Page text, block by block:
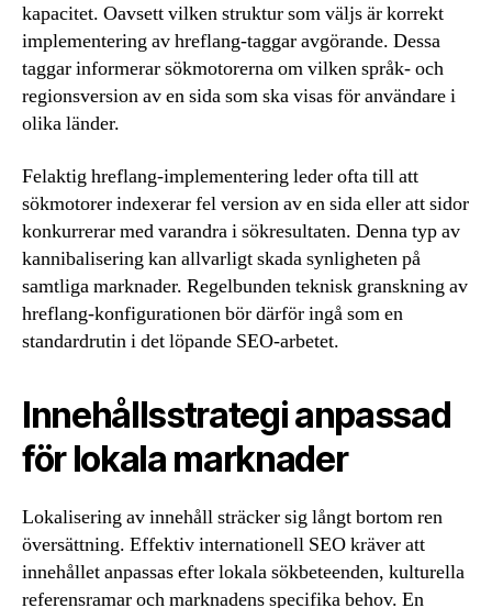
kapacitet. Oavsett vilken struktur som väljs är korrekt
implementering av hreflang-taggar avgörande. Dessa
taggar informerar sökmotorerna om vilken språk- och
regionsversion av en sida som ska visas för användare i
olika länder.
Felaktig hreflang-implementering leder ofta till att
sökmotorer indexerar fel version av en sida eller att sidor
konkurrerar med varandra i sökresultaten. Denna typ av
kannibalisering kan allvarligt skada synligheten på
samtliga marknader. Regelbunden teknisk granskning av
hreflang-konfigurationen bör därför ingå som en
standardrutin i det löpande SEO-arbetet.
Innehållsstrategi anpassad
för lokala marknader
Lokalisering av innehåll sträcker sig långt bortom ren
översättning. Effektiv internationell SEO kräver att
innehållet anpassas efter lokala sökbeteenden, kulturella
referensramar och marknadens specifika behov. En